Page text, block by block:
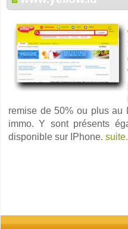
remise de 50% ou plus au
immo. Y sont présents
disponible sur IPhone.